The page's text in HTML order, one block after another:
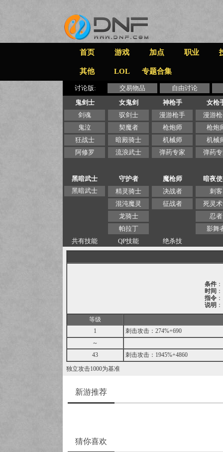
首页 游戏 加点 职业
其他 LOL 专题合集
讨论版: 交易物品
自由讨论
鬼剑士
剑魂
鬼泣
狂战士
阿修罗
女鬼剑
驭剑士
契魔者
暗殿骑士
流浪武士
神枪手
漫游枪手
枪炮师
机械师
弹药专家
女枪
漫游
枪炮
机械
弹药
黑暗武士
黑暗武士
守护者
精灵骑士
混沌魔灵
龙骑士
帕拉丁
魔枪师
决战者
征战者
暗夜
刺客
死灵
忍者
影舞
共有技能
QP技能 绝杀技
条件
时间
指令
说明
等级
1
刺击攻击：274%+690
～
43
刺击攻击：1945%+4860
独立攻击1000为基准
新游推荐
猜你喜欢